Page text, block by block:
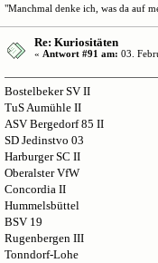
"Manchmal denke ich, was da auf
Re: Kuriositäten
« Antwort #91 am: 03.
Bostelbeker SV II
TuS Aumühle II
ASV Bergedorf 85 II
SD Jedinstvo 03
Harburger SC II
Oberalster VfW
Concordia II
Hummelsbüttel
BSV 19
Rugenbergen III
Tonndorf-Lohe